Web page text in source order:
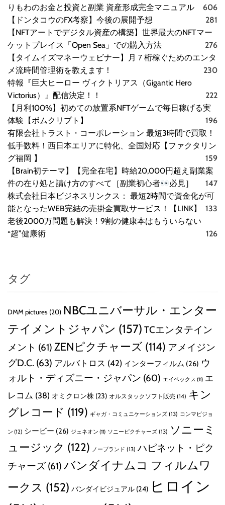
りもわのお金と投資と副業 資産形成完全マニュアル
606
【ドンタコウのFX考察】今後の展開予想
281
【NFTアートでデジタル資産の構築】世界最大のNFTマー
ケットプレイス「Open Sea」での購入方法
276
【タイムイズマネーウェビナー】月７桁稼ぐためのエンタ
メ流時間管理術を教えます！
230
特報『巨大ヒーロー ヴィクトリアス（Gigantic Hero
Victorius）』配信決定！！
222
【月利100%】初めての放置系NFTゲームで毎日稼げる実
体験【ボムクリプト】
196
有限会社トラスト・コーポレーション 最短3時間で買取！
低手数料！西日本エリアに特化、全国対応【ファクタリン
グ福岡 】
159
【Brain初テーマ】【完全在宅】時給20,000円超え副業案
件の在り処と請け方のすべて［副業初心者
必見］
147
株式会社日本ビジネスリンクス： 最短2時間で資金化が可
能となったWEB完結の売掛金買取サービス！【LINK】
133
老後2000万問題も解決！9割の健康本はもういらない
“超”健康術
126
タグ
DMM pictures (20) NBCユニバーサル・エンター
テイメントジャパン (157) TCエンタテイン
メント (61) ZENピクチャーズ (114) アメイジン
グD.C. (63) アルバトロス (42) インターフィルム (26) ウ
ォルト・ディズニー・ジャパン (60) エイベックス (11) エ
レコム (38) オミクロン株 (23) オルスタックソフト販売 (14) キン
グレコード (119) ギャガ・コミュニケーションズ (13) コンマビジョ
ン (12) シービー (26) ジェネオン (11) ソニーピクチャーズ (13) ソニーミ
ュージック (122) ノーブランド (13) ハピネット・ピク
チャーズ (61) バンダイナムコ フィルムワ
ークス (152) バンダイビジュアル (24) ヒロイン